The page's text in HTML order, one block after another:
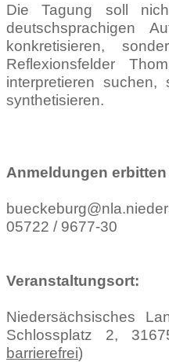
Die Tagung soll
deutschsprachigen
konkretisieren,
Reflexionsfelder
interpretieren
synthetisieren.
Anmeldungen
05722 / 9677-30
Veranstaltungsort:
Niedersächsisches
Schlossplatz 2,
barrierefrei)